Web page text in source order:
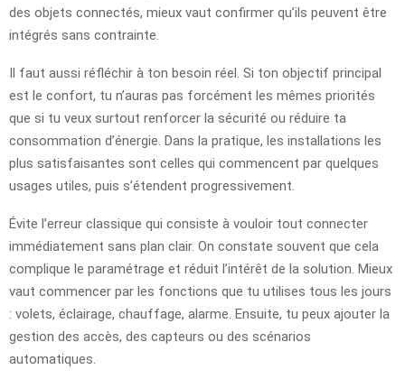
des objets connectés, mieux vaut confirmer qu’ils peuvent être
intégrés sans contrainte.
Il faut aussi réfléchir à ton besoin réel. Si ton objectif principal
est le confort, tu n’auras pas forcément les mêmes priorités
que si tu veux surtout renforcer la sécurité ou réduire ta
consommation d’énergie. Dans la pratique, les installations les
plus satisfaisantes sont celles qui commencent par quelques
usages utiles, puis s’étendent progressivement.
Évite l’erreur classique qui consiste à vouloir tout connecter
immédiatement sans plan clair. On constate souvent que cela
complique le paramétrage et réduit l’intérêt de la solution. Mieux
vaut commencer par les fonctions que tu utilises tous les jours
: volets, éclairage, chauffage, alarme. Ensuite, tu peux ajouter la
gestion des accès, des capteurs ou des scénarios
automatiques.